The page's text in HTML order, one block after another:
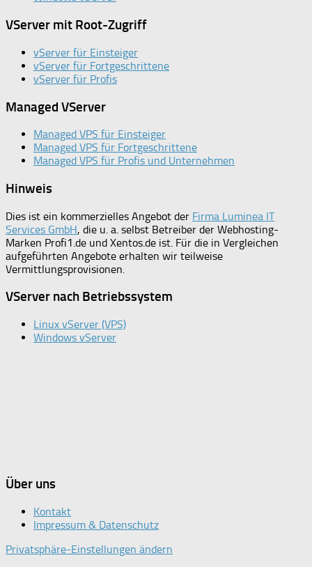
VServer mit Root-Zugriff
vServer für Einsteiger
vServer für Fortgeschrittene
vServer für Profis
Managed VServer
Managed VPS für Einsteiger
Managed VPS für Fortgeschrittene
Managed VPS für Profis und Unternehmen
Hinweis
Dies ist ein kommerzielles Angebot der Firma Luminea IT
Services GmbH, die u. a. selbst Betreiber der Webhosting-
Marken Profi1.de und Xentos.de ist. Für die in Vergleichen
aufgeführten Angebote erhalten wir teilweise
Vermittlungsprovisionen.
VServer nach Betriebssystem
Linux vServer (VPS)
Windows vServer
Über uns
Kontakt
Impressum & Datenschutz
Privatsphäre-Einstellungen ändern